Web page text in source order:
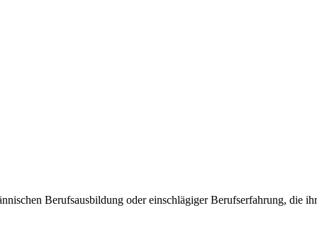
Berufsausbildung oder einschlägiger Berufserfahrung, die